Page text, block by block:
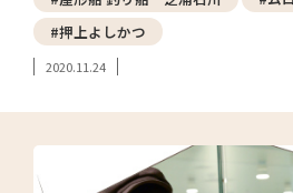
#押上よしかつ
2020.11.24